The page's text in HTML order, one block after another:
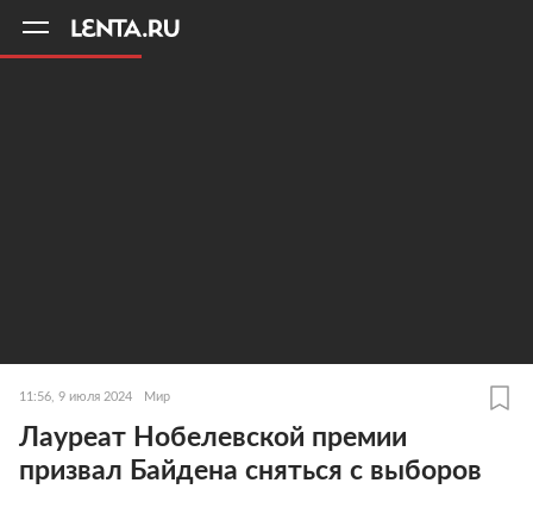
11:56, 9 июля 2024 Мир
Лауреат Нобелевской премии
призвал Байдена сняться с выборов